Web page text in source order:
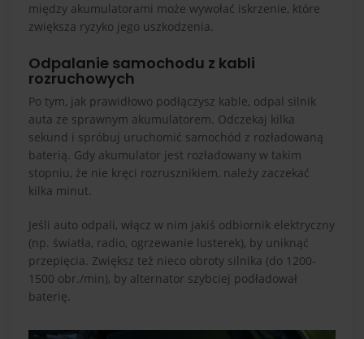
między akumulatorami może wywołać iskrzenie, które
zwiększa ryzyko jego uszkodzenia.
Odpalanie samochodu z kabli
rozruchowych
Po tym, jak prawidłowo podłączysz kable, odpal silnik
auta ze sprawnym akumulatorem. Odczekaj kilka
sekund i spróbuj uruchomić samochód z rozładowaną
baterią. Gdy akumulator jest rozładowany w takim
stopniu, że nie kręci rozrusznikiem, należy zaczekać
kilka minut.
Jeśli auto odpali, włącz w nim jakiś odbiornik elektryczny
(np. światła, radio, ogrzewanie lusterek), by uniknąć
przepięcia. Zwiększ też nieco obroty silnika (do 1200-
1500 obr./min), by alternator szybciej podładował
baterię.